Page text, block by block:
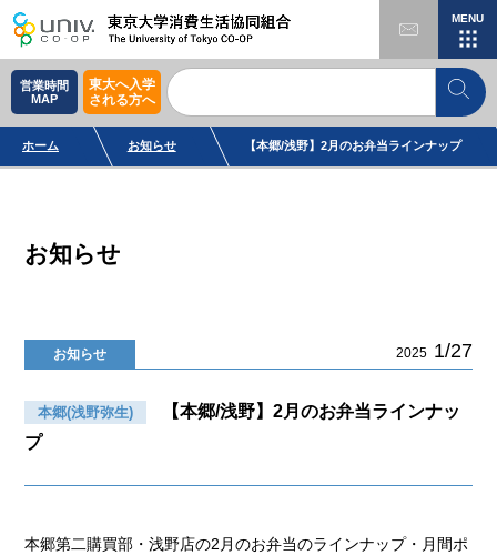
MENU
営業時間
MAP
東大へ入学
される方へ
ホーム お知らせ 【本郷/浅野】2月のお弁当ラインナップ
お知らせ
お知らせ 2025 1/27
本郷(浅野弥生)
【本郷/浅野】2月のお弁当ラインナッ
プ
本郷第二購買部・浅野店の2月のお弁当のラインナップ・月間ポ